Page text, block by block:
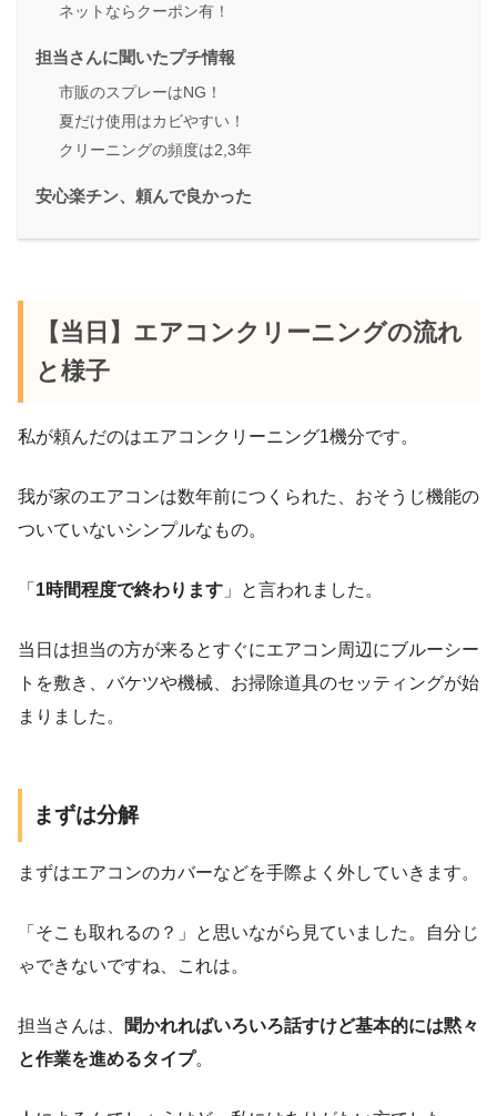
ネットならクーポン有！
担当さんに聞いたプチ情報
市販のスプレーはNG！
夏だけ使用はカビやすい！
クリーニングの頻度は2,3年
安心楽チン、頼んで良かった
【当日】エアコンクリーニングの流れ
と様子
私が頼んだのはエアコンクリーニング1機分です。
我が家のエアコンは数年前につくられた、おそうじ機能の
ついていないシンプルなもの。
「 1時間程度で終わります 」と言われました。
当日は担当の方が来るとすぐにエアコン周辺にブルーシー
トを敷き、バケツや機械、お掃除道具のセッティングが始
まりました。
まずは分解
まずはエアコンのカバーなどを手際よく外していきます。
「そこも取れるの？」と思いながら見ていました。自分じ
ゃできないですね、これは。
担当さんは、
聞かれればいろいろ話すけど基本的には黙々
と作業を進めるタイプ。